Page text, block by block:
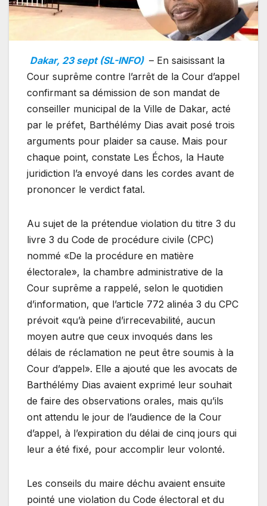
Dakar, 23 sept (SL-INFO) – En saisissant la
Cour suprême contre l’arrêt de la Cour d’appel
confirmant sa démission de son mandat de
conseiller municipal de la Ville de Dakar, acté
par le préfet, Barthélémy Dias avait posé trois
arguments pour plaider sa cause. Mais pour
chaque point, constate Les Échos, la Haute
juridiction l’a envoyé dans les cordes avant de
prononcer le verdict fatal.
Au sujet de la prétendue violation du titre 3 du
livre 3 du Code de procédure civile (CPC)
nommé «De la procédure en matière
électorale», la chambre administrative de la
Cour suprême a rappelé, selon le quotidien
d’information, que l’article 772 alinéa 3 du CPC
prévoit «qu’à peine d’irrecevabilité, aucun
moyen autre que ceux invoqués dans les
délais de réclamation ne peut être soumis à la
Cour d’appel». Elle a ajouté que les avocats de
Barthélémy Dias avaient exprimé leur souhait
de faire des observations orales, mais qu’ils
ont attendu le jour de l’audience de la Cour
d’appel, à l’expiration du délai de cinq jours qui
leur a été fixé, pour accomplir leur volonté.
Les conseils du maire déchu avaient ensuite
pointé une violation du Code électoral et du